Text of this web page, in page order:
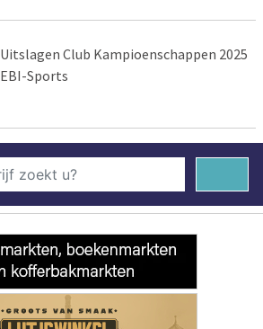
Uitslagen Club Kampioenschappen 2025
EBI-Sports